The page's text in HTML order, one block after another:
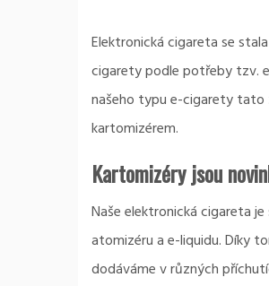
Elektronická cigaretase
cigarety podle potřeby tzv.
našeho typu e-cigarety tato
kartomizérem.
Kartomizéry jsou
Naše elektronická cigareta
atomizéru a e-liquidu. Díky
dodáváme v různých